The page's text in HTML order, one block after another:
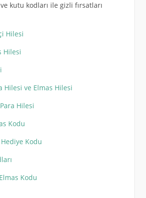
kutu kodları ile gizli fırsatları
Hilesi
Hilesi
Hilesi ve Elmas Hilesi
Hilesi
Kodu
Kodu
Kodu